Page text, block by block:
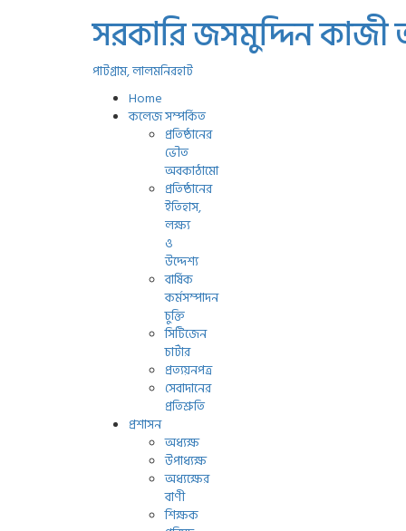
সরকারি জসমুদ্দিন
পাটগ্রাম, লালমনিরহাট
Home
কলেজ সম্পর্কিত
প্রতিষ্ঠানের
ভৌত
অবকাঠামো
প্রতিষ্ঠানের
ইতিহাস,
লক্ষ্য
ও
উদ্দেশ্য
বার্ষিক
কর্মসম্পাদন
চুক্তি
সিটিজেন
চার্টার
প্রত্যয়নপত্র
সেবাদানের
প্রতিশ্রুতি
প্রশাসন
অধ্যক্ষ
উপাধ্যক্ষ
অধ্যক্ষের
বাণী
শিক্ষক